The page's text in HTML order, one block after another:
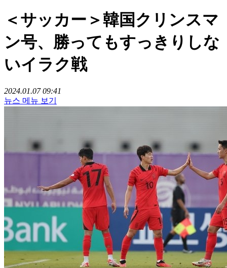
＜サッカー＞韓国クリンスマ
ン号、勝ってもすっきりしな
いイラク戦
2024.01.07 09:41
뉴스 메뉴 보기